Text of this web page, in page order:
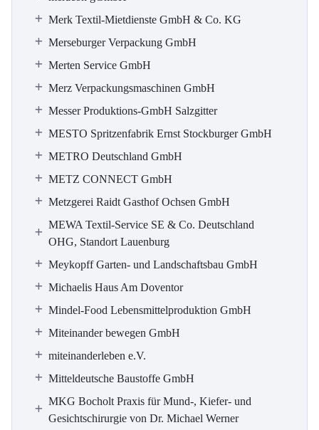
Merk Textil-Mietdienste GmbH & Co. KG
Merseburger Verpackung GmbH
Merten Service GmbH
Merz Verpackungsmaschinen GmbH
Messer Produktions-GmbH Salzgitter
MESTO Spritzenfabrik Ernst Stockburger GmbH
METRO Deutschland GmbH
METZ CONNECT GmbH
Metzgerei Raidt Gasthof Ochsen GmbH
MEWA Textil-Service SE & Co. Deutschland
OHG, Standort Lauenburg
Meykopff Garten- und Landschaftsbau GmbH
Michaelis Haus Am Doventor
Mindel-Food Lebensmittelproduktion GmbH
Miteinander bewegen GmbH
miteinanderleben e.V.
Mitteldeutsche Baustoffe GmbH
MKG Bocholt Praxis für Mund-, Kiefer- und
Gesichtschirurgie von Dr. Michael Werner